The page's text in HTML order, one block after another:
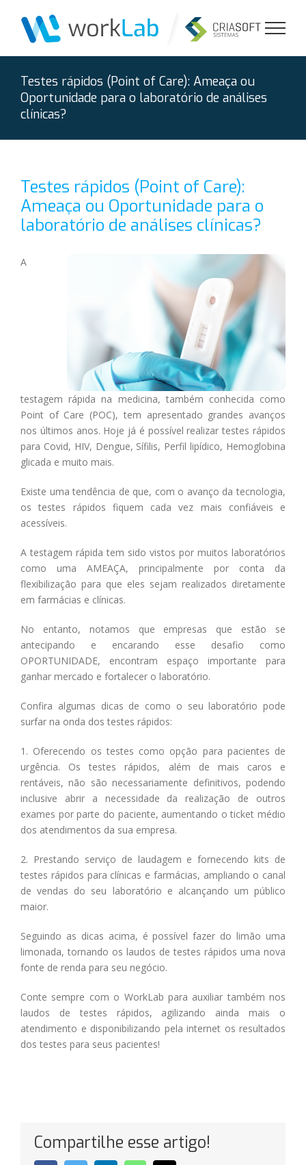
conteúdo
Testes rápidos (Point of Care): Ameaça ou
Oportunidade para o laboratório de análises
clínicas?
Testes rápidos (Point of Care):
Ameaça ou Oportunidade para o
laboratório de análises clínicas?
A
testagem rápida na medicina, também conhecida como
Point of Care (POC), tem apresentado grandes avanços
nos últimos anos. Hoje já é possível realizar testes rápidos
para Covid, HIV, Dengue, Sífilis, Perfil lipídico, Hemoglobina
glicada e muito mais.
Existe uma tendência de que, com o avanço da tecnologia,
os testes rápidos fiquem cada vez mais confiáveis e
acessíveis.
A testagem rápida tem sido vistos por muitos laboratórios
como uma AMEAÇA, principalmente por conta da
flexibilização para que eles sejam realizados diretamente
em farmácias e clínicas.
No entanto, notamos que empresas que estão se
antecipando e encarando esse desafio como
OPORTUNIDADE, encontram espaço importante para
ganhar mercado e fortalecer o laboratório.
Confira algumas dicas de como o seu laboratório pode
surfar na onda dos testes rápidos:
1. Oferecendo os testes como opção para pacientes de
urgência. Os testes rápidos, além de mais caros e
rentáveis, não são necessariamente definitivos, podendo
inclusive abrir a necessidade da realização de outros
exames por parte do paciente, aumentando o ticket médio
dos atendimentos da sua empresa.
2. Prestando serviço de laudagem e fornecendo kits de
testes rápidos para clínicas e farmácias, ampliando o canal
de vendas do seu laboratório e alcançando um público
maior.
Seguindo as dicas acima, é possível fazer do limão uma
limonada, tornando os laudos de testes rápidos uma nova
fonte de renda para seu negócio.
Conte sempre com o WorkLab para auxiliar também nos
laudos de testes rápidos, agilizando ainda mais o
atendimento e disponibilizando pela internet os resultados
dos testes para seus pacientes!
Compartilhe esse artigo!